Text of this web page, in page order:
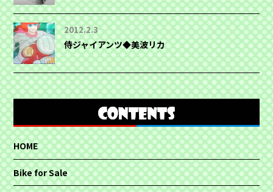
2012.2.3
侍ジャイアンツ◆美波リカ
HOME
Bike for Sale